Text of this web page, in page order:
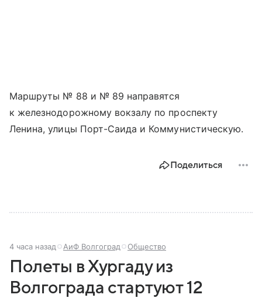
Маршруты № 88 и № 89 направятся
к железнодорожному вокзалу по проспекту
Ленина, улицы Порт-Саида и Коммунистическую.
Поделиться
4 часа назад АиФ Волгоград Общество
Полеты в Хургаду из
Волгограда стартуют 12